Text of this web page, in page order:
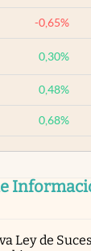
-0,65%
0,30%
0,48%
0,68%
Ley de